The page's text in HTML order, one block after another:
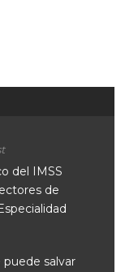
del IMSS
de
puede salvar